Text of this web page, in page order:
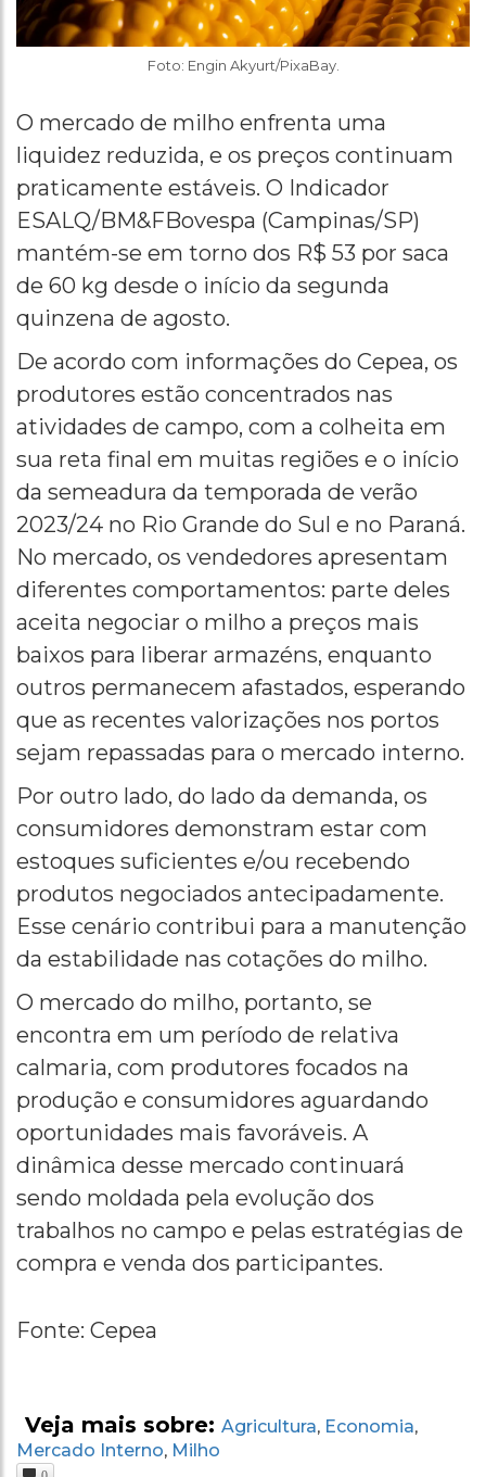
Foto: Engin Akyurt/PixaBay.
O mercado de milho enfrenta uma
liquidez reduzida, e os preços continuam
praticamente estáveis. O Indicador
ESALQ/BM&FBovespa (Campinas/SP)
mantém-se em torno dos R$ 53 por saca
de 60 kg desde o início da segunda
quinzena de agosto.
De acordo com informações do Cepea, os
produtores estão concentrados nas
atividades de campo, com a colheita em
sua reta final em muitas regiões e o início
da semeadura da temporada de verão
2023/24 no Rio Grande do Sul e no Paraná.
No mercado, os vendedores apresentam
diferentes comportamentos: parte deles
aceita negociar o milho a preços mais
baixos para liberar armazéns, enquanto
outros permanecem afastados, esperando
que as recentes valorizações nos portos
sejam repassadas para o mercado interno.
Por outro lado, do lado da demanda, os
consumidores demonstram estar com
estoques suficientes e/ou recebendo
produtos negociados antecipadamente.
Esse cenário contribui para a manutenção
da estabilidade nas cotações do milho.
O mercado do milho, portanto, se
encontra em um período de relativa
calmaria, com produtores focados na
produção e consumidores aguardando
oportunidades mais favoráveis. A
dinâmica desse mercado continuará
sendo moldada pela evolução dos
trabalhos no campo e pelas estratégias de
compra e venda dos participantes.
Fonte: Cepea
Veja mais sobre: Agricultura, Economia,
Mercado Interno, Milho